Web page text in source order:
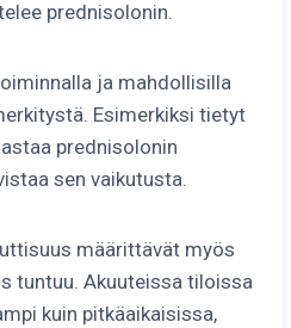
prednisolonin.
ja mahdollisilla
Esimerkiksi tietyt
prednisolonin
sen vaikutusta.
määrittävät myös
tuntuu. Akuuteissa tiloissa
kuin pitkäaikaisissa,